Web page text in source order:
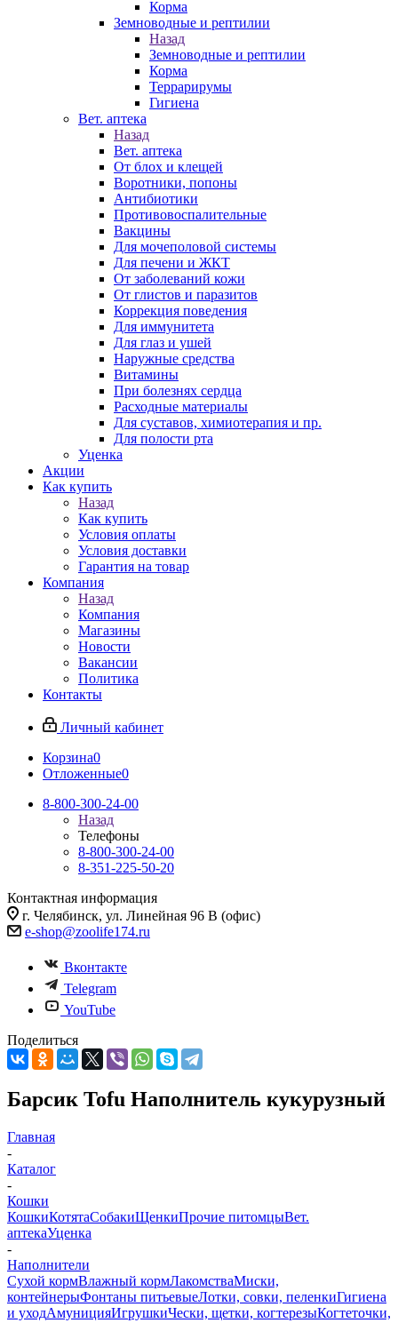
Корма
Земноводные и рептилии
Назад
Земноводные и рептилии
Корма
Террарирумы
Гигиена
Вет. аптека
Назад
Вет. аптека
От блох и клещей
Воротники, попоны
Антибиотики
Противовоспалительные
Вакцины
Для мочеполовой системы
Для печени и ЖКТ
От заболеваний кожи
От глистов и паразитов
Коррекция поведения
Для иммунитета
Для глаз и ушей
Наружные средства
Витамины
При болезнях сердца
Расходные материалы
Для суставов, химиотерапия и пр.
Для полости рта
Уценка
Акции
Как купить
Назад
Как купить
Условия оплаты
Условия доставки
Гарантия на товар
Компания
Назад
Компания
Магазины
Новости
Вакансии
Политика
Контакты
Личный кабинет
Корзина0
Отложенные0
8-800-300-24-00
Назад
Телефоны
8-800-300-24-00
8-351-225-50-20
Контактная информация
г. Челябинск, ул. Линейная 96 В (офис)
e-shop@zoolife174.ru
Вконтакте
Telegram
YouTube
Поделиться
Барсик Tofu Наполнитель кукурузный
Главная
-
Каталог
-
Кошки
КошкиКотятаСобакиЩенкиПрочие питомцыВет.
аптекаУценка
-
Наполнители
Сухой кормВлажный кормЛакомстваМиски,
контейнерыФонтаны питьевыеЛотки, совки, пеленкиГигиена
и уходАмуницияИгрушкиЧески, щетки, когтерезыКогтеточки,